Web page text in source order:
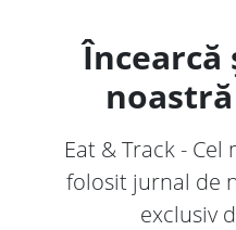
Încearcă
Eat & Track -
folosit jurnal de
exclusiv